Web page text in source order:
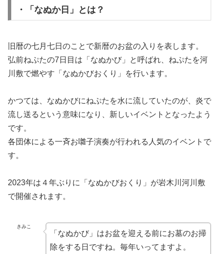
・「なぬか日」とは？
旧暦の七月七日のことで新暦のお盆の入りを表します。
弘前ねぷたの7日目は「なぬかび」と呼ばれ、ねぷたを河
川敷で燃やす「なぬかびおくり」を行います。
かつては、なぬかびにねぷたを水に流していたのが、炎で
流し送るという意味になり、新しいイベントとなったよう
です。
各団体による一斉お囃子演奏が行われる人気のイベントで
す。
2023年は４年ぶりに「なぬかびおくり」が岩木川河川敷
で開催されます。
きみこ
「なぬかび」はお盆を迎える前にお墓のお掃
除をする日ですね。毎年いってますよ。